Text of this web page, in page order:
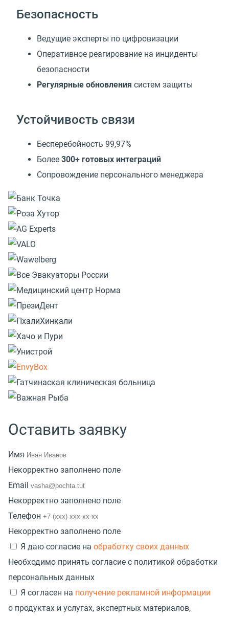
Безопасность
Ведущие эксперты по цифровизации
Оперативное реагирование на инциденты
безопасности
Регулярные обновления систем защиты
Устойчивость связи
Бесперебойность 99,97%
Более 300+ готовых интеграций
Сопровождение персонального менеджера
Оставить заявку
Имя
Некорректно заполнено поле
Email
Некорректно заполнено поле
Телефон
Некорректно заполнено поле
Я даю согласие на обработку своих данных
Необходимо принять согласие с политикой обработки
персональных данных
Я согласен на получение рекламной информации
о продуктах и услугах, экспертных материалов,